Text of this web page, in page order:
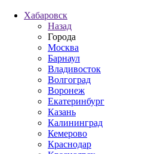
Хабаровск
Назад
Города
Москва
Барнаул
Владивосток
Волгоград
Воронеж
Екатеринбург
Казань
Калининград
Кемерово
Краснодар